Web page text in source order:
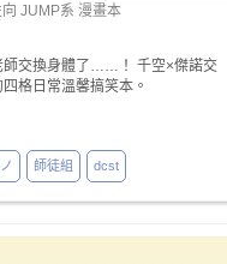
JUMP系 漫畫本
師交換身體了……！ 千空×傑諾交
格日常溫馨搞笑本。
師徒組 dcst